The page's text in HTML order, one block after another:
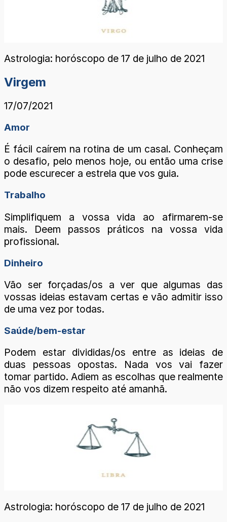
Astrologia: horóscopo de 17 de julho de 2021
Virgem
17/07/2021
Amor
É fácil caírem na rotina de um casal. Conheçam
o desafio, pelo menos hoje, ou então uma crise
pode escurecer a estrela que vos guia.
Trabalho
Simplifiquem a vossa vida ao afirmarem-se
mais. Deem passos práticos na vossa vida
profissional.
Dinheiro
Vão ser forçadas/os a ver que algumas das
vossas ideias estavam certas e vão admitir isso
de uma vez por todas.
Saúde/bem-estar
Podem estar divididas/os entre as ideias de
duas pessoas opostas. Nada vos vai fazer
tomar partido. Adiem as escolhas que realmente
não vos dizem respeito até amanhã.
Astrologia: horóscopo de 17 de julho de 2021